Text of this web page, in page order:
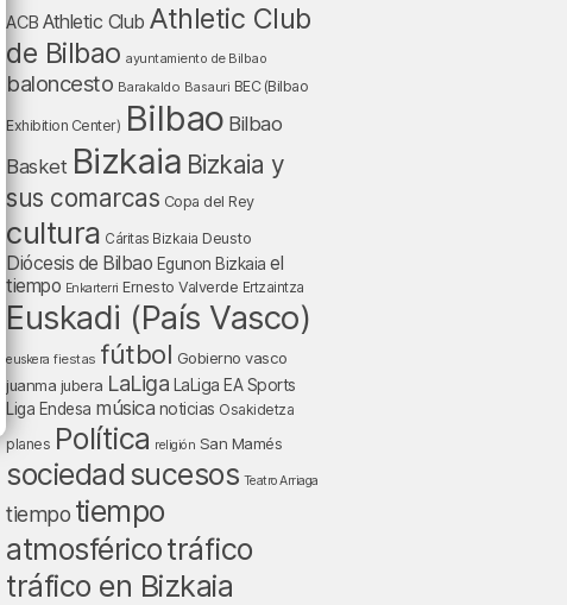
ACB Athletic Club Athletic Club
de Bilbao ayuntamiento de Bilbao
baloncesto Barakaldo Basauri BEC (Bilbao
Exhibition Center) Bilbao Bilbao
Basket Bizkaia Bizkaia y
sus comarcas Copa del Rey
cultura Cáritas Bizkaia Deusto
Diócesis de Bilbao Egunon Bizkaia el
tiempo Enkarterri Ernesto Valverde Ertzaintza
Euskadi (País Vasco)
euskera fiestas fútbol Gobierno vasco
juanma jubera LaLiga LaLiga EA Sports
Liga Endesa música noticias Osakidetza
planes Política religión San Mamés
sociedad sucesos Teatro Arriaga
tiempo tiempo
atmosféricotráfico
tráfico en Bizkaia